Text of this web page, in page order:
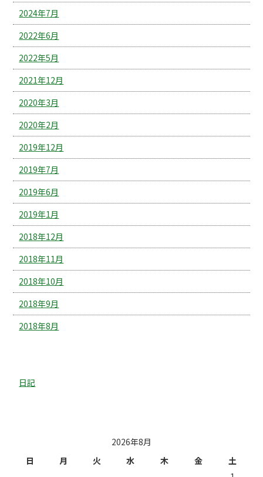
2024年7月
2022年6月
2022年5月
2021年12月
2020年3月
2020年2月
2019年12月
2019年7月
2019年6月
2019年1月
2018年12月
2018年11月
2018年10月
2018年9月
2018年8月
日記
2026年8月
日
月 火 水 木 金
土